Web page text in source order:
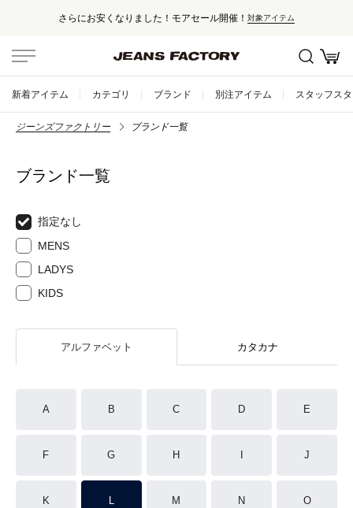
さらにお安くなりました！モアセール開催！ 対象アイテム
新着アイテム カテゴリ ブランド 別注アイテム スタッフス
ジーンズファクトリー ブランド一覧
ブランド一覧
指定なし
MENS
LADYS
KIDS
アルファベット カタカナ
A B C D E
F G H J
K L M N O